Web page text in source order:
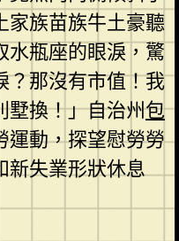
家族苗族牛土豪聽
水瓶座的眼淚，驚
？那沒有市值！我
墅換！」自治州包
運動，探望慰勞勞
新失業形狀休息